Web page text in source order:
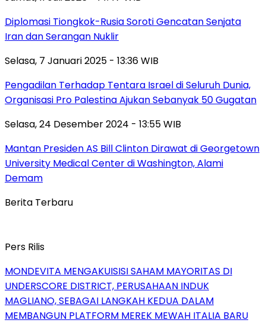
Diplomasi Tiongkok-Rusia Soroti Gencatan Senjata
Iran dan Serangan Nuklir
Selasa, 7 Januari 2025 - 13:36 WIB
Pengadilan Terhadap Tentara Israel di Seluruh Dunia,
Organisasi Pro Palestina Ajukan Sebanyak 50 Gugatan
Selasa, 24 Desember 2024 - 13:55 WIB
Mantan Presiden AS Bill Clinton Dirawat di Georgetown
University Medical Center di Washington, Alami
Demam
Berita Terbaru
Pers Rilis
MONDEVITA MENGAKUISISI SAHAM MAYORITAS DI
UNDERSCORE DISTRICT, PERUSAHAAN INDUK
MAGLIANO, SEBAGAI LANGKAH KEDUA DALAM
MEMBANGUN PLATFORM MEREK MEWAH ITALIA BARU